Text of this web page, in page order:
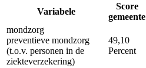
Variabele
Score
gemeente
mondzorg
preventieve mondzorg
(t.o.v. personen in de
ziekteverzekering)
49,10
Percent